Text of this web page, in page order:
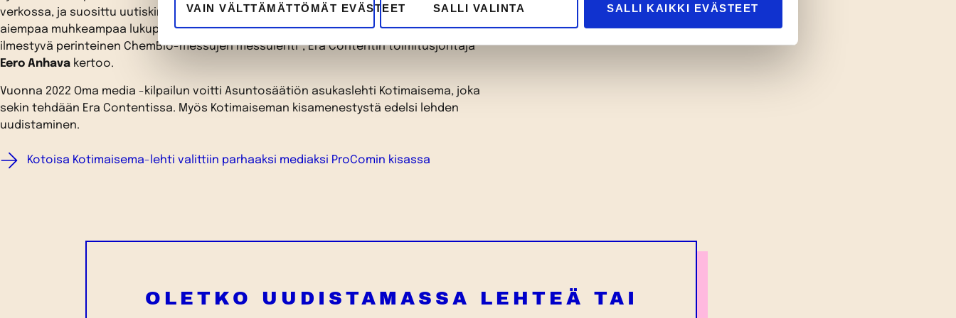
VAIN VÄLTTÄMÄTTÖMÄT EVÄSTEET SALLI VALINTA SALLI KAIKKI EVÄSTEET
verkossa, ja suosittu uutiskirje alkaa ilmestyä viikoittain. Printtilehdestä ilmestyy kaksi
aiempaa muhkeampaa lukupakettia. Niistä ensimmäinen numero on maaliskuussa
ilmestyvä perinteinen ChemBio-messujen messulehti”, Era Contentin toimitusjohtaja
Eero Anhava kertoo.
Vuonna 2022 Oma media -kilpailun voitti Asuntosäätiön asukaslehti Kotimaisema, joka
sekin tehdään Era Contentissa. Myös Kotimaiseman kisamenestystä edelsi lehden
uudistaminen.
Kotoisa Kotimaisema-lehti valittiin parhaaksi mediaksi ProComin kisassa
OLETKO UUDISTAMASSA LEHTEÄ TAI